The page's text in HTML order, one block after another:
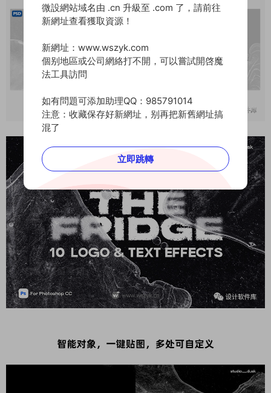
微設網站域名由 .cn 升級至 .com 了，請前往
新網址查看獲取資源！
新網址：www.wszyk.com
個别地區或公司網絡打不開，可以嘗試開啓魔
法工具訪問
如有問題可添加助理QQ：985791014
注意：收藏保存好新網址，别再把新舊網址搞
混了
立即跳轉